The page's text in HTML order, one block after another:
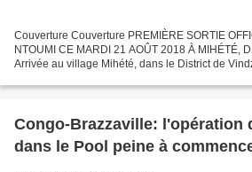
Couverture Couverture PREMIÈRE SORTIE
NTOUMI CE MARDI 21 AOÛT 2018 À MIHÉTÉ,
Arrivée au village Mihété, dans le District de
Congo-Brazzaville: l'opération
dans le Pool peine à